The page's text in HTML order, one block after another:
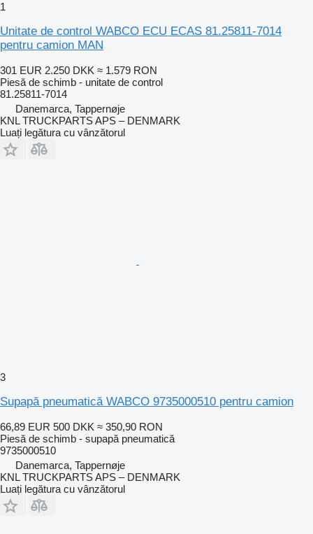
1
Unitate de control WABCO ECU ECAS 81.25811-7014
pentru camion MAN
301 EUR 2.250 DKK ≈ 1.579 RON
Piesă de schimb - unitate de control
81.25811-7014
Danemarca, Tappernøje
KNL TRUCKPARTS APS – DENMARK
Luați legătura cu vânzătorul
3
Supapă pneumatică WABCO 9735000510 pentru camion
66,89 EUR 500 DKK ≈ 350,90 RON
Piesă de schimb - supapă pneumatică
9735000510
Danemarca, Tappernøje
KNL TRUCKPARTS APS – DENMARK
Luați legătura cu vânzătorul